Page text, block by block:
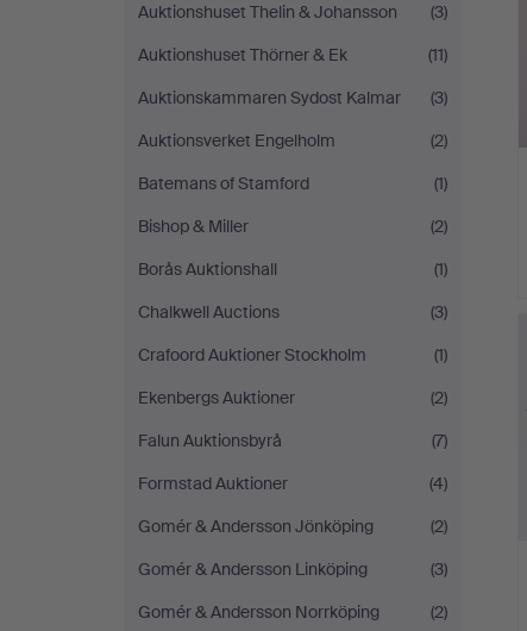
Auktionshuset Thelin & Johansson
(3)
Auktionshuset Thörner & Ek
(11)
Auktionskammaren Sydost Kalmar
(3)
Auktionsverket Engelholm
(2)
Batemans of Stamford
(1)
Bishop & Miller
(2)
Borås Auktionshall
(1)
Chalkwell Auctions
(3)
Crafoord Auktioner Stockholm
(1)
Ekenbergs Auktioner
(2)
Falun Auktionsbyrå
(7)
Formstad Auktioner
(4)
Gomér & Andersson Jönköping
(2)
Gomér & Andersson Linköping
(3)
Gomér & Andersson Norrköping
(2)